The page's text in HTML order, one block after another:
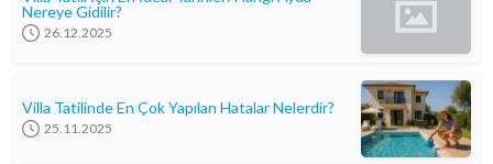
Nereye Gidilir?
26.12.2025
Villa Tatilinde En Çok Yapılan Hatalar Nelerdir?
25.11.2025